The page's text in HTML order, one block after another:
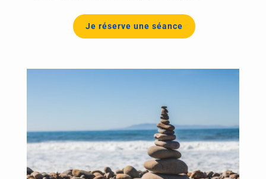
Je réserve une séance